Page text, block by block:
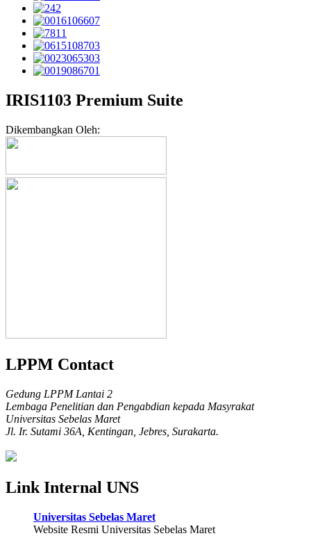
IRIS1103 Premium Suite
Dikembangkan Oleh:
LPPM Contact
Gedung LPPM Lantai 2
Lembaga Penelitian dan Pengabdian kepada Masyrakat
Universitas Sebelas Maret
Jl. Ir. Sutami 36A, Kentingan, Jebres, Surakarta.
Link Internal UNS
Universitas Sebelas Maret
Website Resmi Universitas Sebelas Maret